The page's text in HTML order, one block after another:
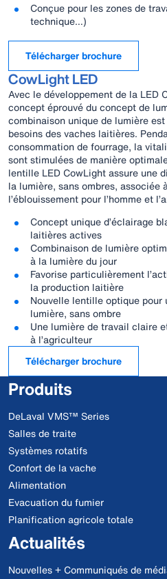
Conçue pour les zones de
technique…)
Télécharger brochure
CowLight LED
Avec le développement de la LED
concept éprouvé du concept de
combinaison unique de lumière
besoins des vaches laitières.
consommation de fourrage, la
sont stimulées de manière
lentille LED CowLight assure une
la lumière, sans ombres, associée
l’éblouissement pour l’homme et
Concept unique d’éclairage
laitières actives
Combinaison de lumière
à la lumière du jour
Favorise particulièrement
la production laitière
Nouvelle lentille optique
lumière, sans ombre
Une lumière de travail claire
à l’agriculteur
Télécharger brochure
Produits
DeLaval VMS™ Series
Salles de traite
Systèmes rotatifs
Confort de la vache
Alimentation
Evacuation du fumier
Planification agricole totale
Actualités
Nouvelles + Communiqués de